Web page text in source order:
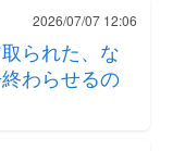
2026/07/07 12:06
られた、な
わらせるの